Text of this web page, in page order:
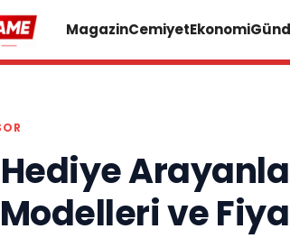
MagazinCemiyetEkonomi
ve